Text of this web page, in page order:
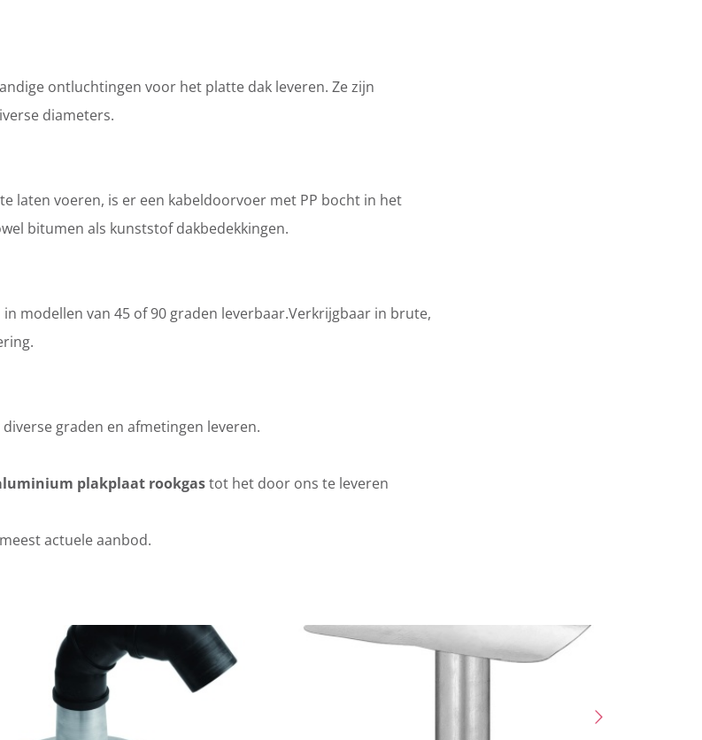
ontluchtingen voor het platte dak leveren. Ze zijn
diameters.
laten voeren, is er een kabeldoorvoer met PP bocht in het
bitumen als kunststof dakbedekkingen.
modellen van 45 of 90 graden leverbaar.Verkrijgbaar in brute,
graden en afmetingen leveren.
plakplaat rookgastot het door ons te leveren
actuele aanbod.